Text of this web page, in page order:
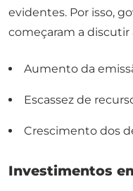
evidentes. Por isso,
começaram a
Aumento da
Escassez de
Crescimento dos
Investimentos